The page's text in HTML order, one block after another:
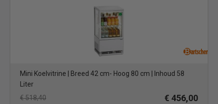
Mini Koelvitrine | Breed 42 cm- Hoog 80 cm | Inhoud 58
Liter
€ 518,40
€ 456,00